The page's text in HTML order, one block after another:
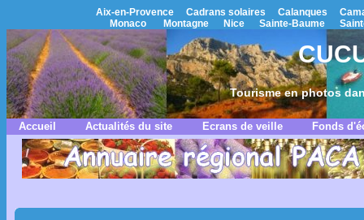
Aix-en-Provence Cadrans solaires Calanques
Monaco
Montagne Nice Sainte-Baume
Tourisme en photos
Accueil Actualités du site Ecrans de veille Fonds